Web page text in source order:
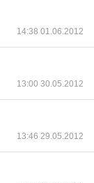
14:38 01.06.2012
13:00 30.05.2012
13:46 29.05.2012